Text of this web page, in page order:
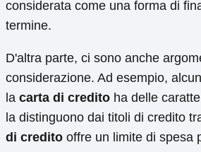
considerata come una forma di
termine.
D'altra parte, ci sono anche
considerazione. Ad esempio,
la carta di credito ha delle
la distinguono dai titoli di credito
di credito offre un limite di spesa